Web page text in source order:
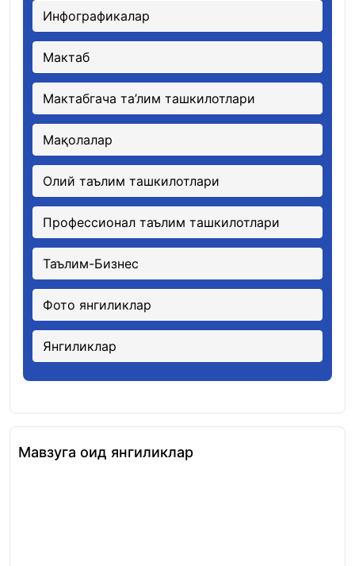
Инфографикалар
Мактаб
Мактабгача та’лим ташкилотлари
Мақолалар
Олий таълим ташкилотлари
Профессионал таълим ташкилотлари
Таълим-Бизнес
Фото янгиликлар
Янгиликлар
Мавзуга оид янгиликлар